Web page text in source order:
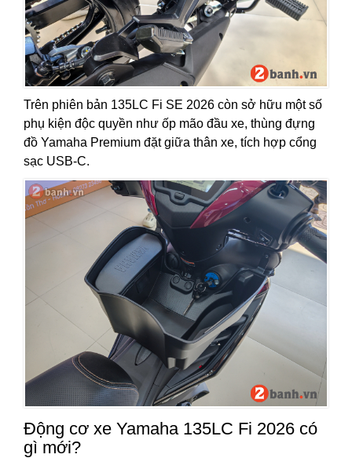
Trên phiên bản 135LC Fi SE 2026 còn sở hữu một số
phụ kiện độc quyền như ốp mão đầu xe, thùng đựng
đồ Yamaha Premium đặt giữa thân xe, tích hợp cổng
sạc USB-C.
Động cơ xe Yamaha 135LC Fi 2026 có
gì mới?